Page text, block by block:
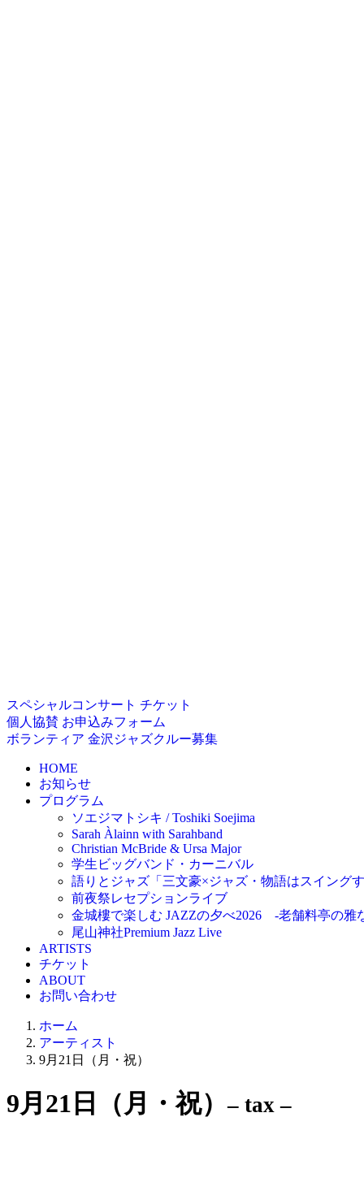
スペシャルコンサート チケット
個人協賛 お申込みフォーム
ボランティア 金沢ジャズクルー募集
HOME
お知らせ
プログラム
ソエジマトシキ / Toshiki Soejima
Sarah Àlainn with Sarahband
Christian McBride & Ursa Major
学生ビッグバンド・カーニバル
語りとジャズ「三文豪×ジャズ・物語はスイング
前夜祭レセプションライブ
金城樓で楽しむ JAZZの夕べ2026 -老舗料亭の雅
尾山神社Premium Jazz Live
ARTISTS
チケット
ABOUT
お問い合わせ
ホーム
アーティスト
9月21日（月・祝）
9月21日（月・祝）– tax –